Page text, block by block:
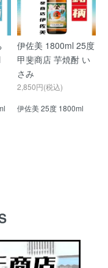
伊佐美 1800ml 25度
甲斐商店 芋焼酎 い
さみ
2,850円(税込)
伊佐美 25度 1800ml